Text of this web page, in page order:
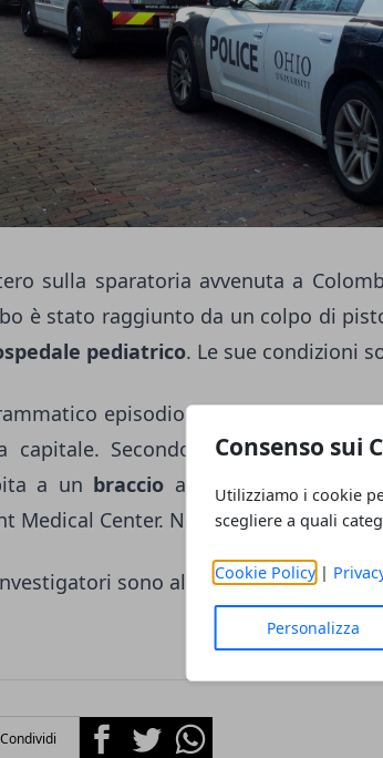
Consenso sui
Utilizziamo i cookie
scegliere a quali
Cookie Policy|
Personalizza
sulla sparatoria avvenuta a
è stato raggiunto da un colpo di
pediatrico. Le sue condizioni
episodio si è verificato
capitale. Secondo quanto hanno
a un braccio anche una donna
Medical Center. Non rischia la vita.
sono al lavoro per fare luce
Condividi FacebookTwitterWhatsapp